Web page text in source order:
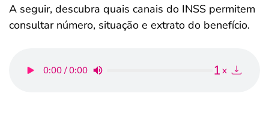
A seguir, descubra quais canais do INSS permitem
consultar número, situação e extrato do benefício.
0:00 / 0:00 1 x